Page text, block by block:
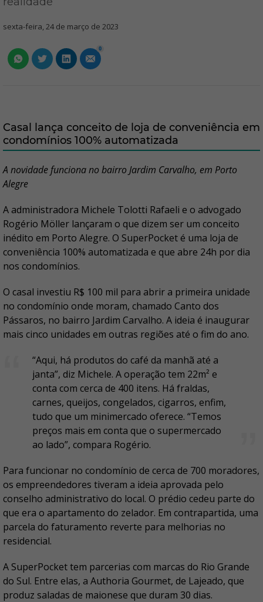
sexta-feira, 24 de março de 2023
0
Casal lança conceito de loja de conveniência em
condomínios 100% automatizada
A novidade funciona no bairro Jardim Carvalho, em Porto
Alegre
A administradora Michele Tolotti Rafaeli e o advogado
Rogério Möller lançaram o que dizem ser um conceito
inédito em Porto Alegre. O SuperPocket é uma loja de
conveniência 100% automatizada e que abre 24h por dia
nos condomínios.
O casal investiu R$ 100 mil para abrir a primeira unidade
no condomínio onde moram, chamado Canto dos
Pássaros, no bairro Jardim Carvalho. A ideia é inaugurar
mais cinco unidades em outras regiões até o fim do ano.
“Aqui, há produtos do café da manhã até a
janta”, diz Michele. A operação tem 22m² e
conta com cerca de 400 itens. Há fraldas,
carnes, queijos, congelados, cigarros, enfim,
tudo que um minimercado oferece. “Temos
preços mais em conta que o supermercado
ao lado”, compara Rogério.
Para funcionar no condomínio de cerca de 700 moradores,
os empreendedores tiveram a ideia aprovada pelo
conselho administrativo do local. O prédio cedeu parte do
que era o apartamento do zelador. Em contrapartida, uma
parcela do faturamento reverte para melhorias no
residencial.
A SuperPocket tem parcerias com marcas do Rio Grande
do Sul. Entre elas, a Authoria Gourmet, de Lajeado, que
produz saladas de maionese que duram 30 dias.